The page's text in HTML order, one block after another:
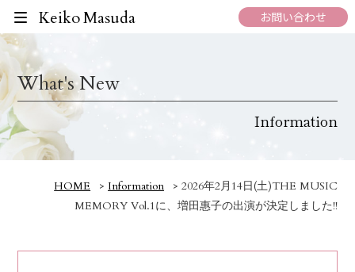
Keiko Masuda お問い合わせ
What's New
Information
HOME > Information > 2026年2月14日(土)THE MUSIC
MEMORY Vol.1に、増田惠子の出演が決定しました!!